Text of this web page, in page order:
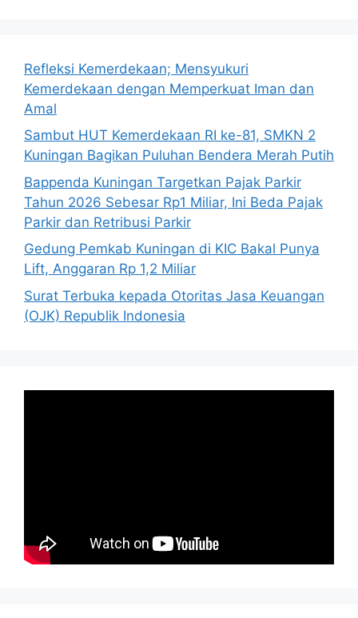
Refleksi Kemerdekaan; Mensyukuri
Kemerdekaan dengan Memperkuat Iman dan
Amal
Sambut HUT Kemerdekaan RI ke-81, SMKN 2
Kuningan Bagikan Puluhan Bendera Merah Putih
Bappenda Kuningan Targetkan Pajak Parkir
Tahun 2026 Sebesar Rp1 Miliar, Ini Beda Pajak
Parkir dan Retribusi Parkir
Gedung Pemkab Kuningan di KIC Bakal Punya
Lift, Anggaran Rp 1,2 Miliar
Surat Terbuka kepada Otoritas Jasa Keuangan
(OJK) Republik Indonesia